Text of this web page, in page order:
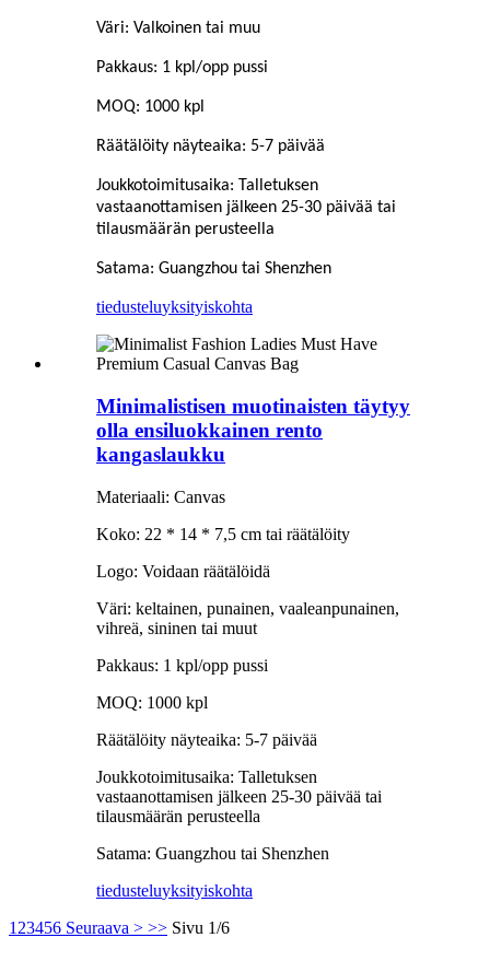
Väri: Valkoinen tai muu
Pakkaus: 1 kpl/opp pussi
MOQ: 1000 kpl
Räätälöity näyteaika: 5-7 päivää
Joukkotoimitusaika: Talletuksen
vastaanottamisen jälkeen 25-30 päivää tai
tilausmäärän perusteella
Satama: Guangzhou tai Shenzhen
tiedusteluyksityiskohta
Minimalistisen muotinaisten täytyy
olla ensiluokkainen rento
kangaslaukku
Materiaali: Canvas
Koko: 22 * ​​14 * 7,5 cm tai räätälöity
Logo: Voidaan räätälöidä
Väri: keltainen, punainen, vaaleanpunainen,
vihreä, sininen tai muut
Pakkaus: 1 kpl/opp pussi
MOQ: 1000 kpl
Räätälöity näyteaika: 5-7 päivää
Joukkotoimitusaika: Talletuksen
vastaanottamisen jälkeen 25-30 päivää tai
tilausmäärän perusteella
Satama: Guangzhou tai Shenzhen
tiedusteluyksityiskohta
1 23456 Seuraava > >> Sivu 1/6